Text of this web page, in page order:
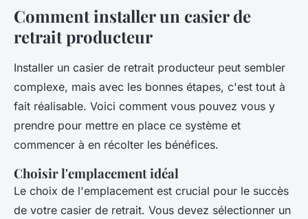
Comment installer un casier de
retrait producteur
Installer un casier de retrait producteur peut sembler
complexe, mais avec les bonnes étapes, c'est tout à
fait réalisable. Voici comment vous pouvez vous y
prendre pour mettre en place ce système et
commencer à en récolter les bénéfices.
Choisir l'emplacement idéal
Le choix de l'emplacement est crucial pour le succès
de votre casier de retrait. Vous devez sélectionner un